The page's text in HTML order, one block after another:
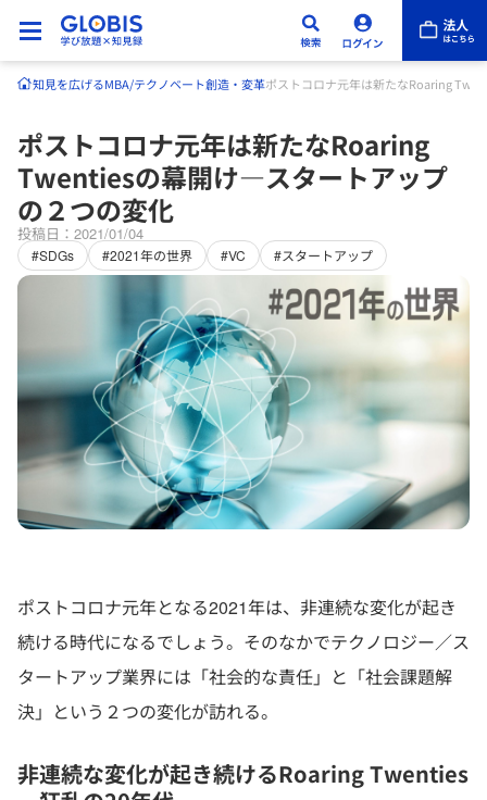
知見を広げるMBA/テクノベート創造・変革ポストコロナ元年は新たなRoaring
ポストコロナ元年は新たなRoaring
Twentiesの幕開け―スタートアップ
の２つの変化
投稿日：2021/01/04
#SDGs #2021年の世界 #VC #スタートアップ
ポストコロナ元年となる2021年は、非連続な変化が起き
続ける時代になるでしょう。そのなかでテクノロジー／ス
タートアップ業界には「社会的な責任」と「社会課題解
決」という２つの変化が訪れる。
非連続な変化が起き続けるRoaring Twenties